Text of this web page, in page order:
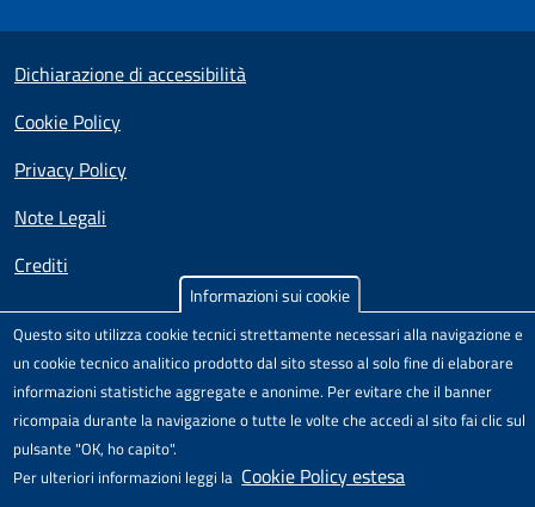
Informazioni sui cookie
Questo sito utilizza cookie tecnici strettamente necessari alla navigazione e
un cookie tecnico analitico prodotto dal sito stesso al solo fine di elaborare
informazioni statistiche aggregate e anonime. Per evitare che il banner
ricompaia durante la navigazione o tutte le volte che accedi al sito fai clic sul
pulsante "OK, ho capito".
Per ulteriori informazioni leggi la Cookie Policy estesa
Small prints
Dichiarazione di accessibilità
Cookie Policy
Privacy Policy
Note Legali
Crediti
TestSito realizzato e distribuito da Porte Aperte sul Web,
Comunità di pratica per l'accessibilità dei siti scolastici,
nell'ambito del Progetto "Un CMS per la scuola" .
Il modello di sito è rilasciato sotto licenza
Attribuzione-Non
commerciale-Condividi allo stesso modo 4.0 Unported
di
Creative Commons.